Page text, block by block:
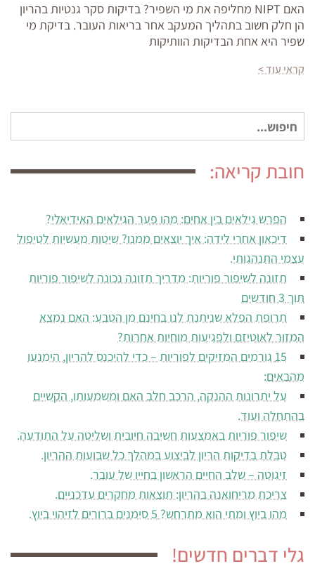
האם NIPT מחליפה את מי השפיר? בדיקות סקר גנטיות בהריון
הן חלק חשוב בתהליך המעקב אחר בריאות העובר. בדיקת מי
שפיר היא אחת הבדיקות הוותיקות
קראי עוד >
חיפוש
עבור:
חובת קריאה:
הפרש גילאים בין אחים: מהו פער הגילאים האידיאלי?
דיכאון אחרי לידה: איך יוצאים ממנו? שיטות מעשיות לטיפול
עצמי התנהגותי.
תזונה לשיפור פוריות: מדריך תזונה נכונה לשיפור פוריות
תוך 3 חודשים
תרופת הפלא שניתנת לנו בחינם מן הטבע: האם נמצא
המזור לאוטיזם ולפגיעות מוחיות אחרות?
15 גורמים המזיקים לפוריות – כדי להיכנס להריון, הימנעו
מהבאים:
על יתרונות ההנקה, הרכב חלב האם ומשמעותו, הקשיים
בהתחלה ועוד.
שיפור פוריות באמצעות חשיבה חיובית ושליטה על התודעה.
טבלת בדיקות הריון לביצוע במהלך כל שבועות ההריון.
זיגוטה – שלב החיים הראשון בחייו של עובר.
צריכת מריחואנה בהריון: תוצאות מחקרים עדכניים.
מהו ביוץ ומתי הוא מתרחש? 5 סימנים ברורים לזיהוי ביוץ.
גלי דברים חדשים!